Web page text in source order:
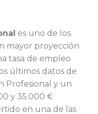
es uno de los
mayor proyección
tasa de empleo
últimos datos de
Profesional y un
y 35.000 €
en una de las